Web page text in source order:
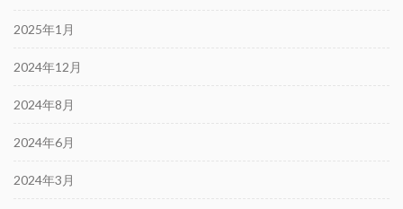
2025年1月
2024年12月
2024年8月
2024年6月
2024年3月